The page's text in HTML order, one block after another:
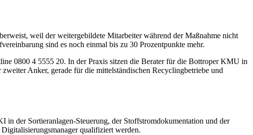
weil der weitergebildete Mitarbeiter während der Maßnahme nicht
sind es noch einmal bis zu 30 Prozentpunkte mehr.
0800 4 5555 20. In der Praxis sitzen die Berater für die Bottroper KMU in
Anker, gerade für die mittelständischen Recyclingbetriebe und
der Sortieranlagen-Steuerung, der Stoffstromdokumentation und der
qualifiziert werden.